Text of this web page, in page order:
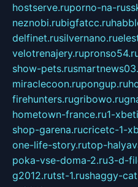
hostserve.ruporno-na-
neznobi.rubigfatcc.ru
delfinet.rusilvernano.ru
velotrenajery.ru
show-pets.ru
miraclecoon.rupongup.ru
firehunters.rugribowo.ru
hometown-france.ru1-
shop-garena.rucricetc-1-
one-life-story.rutop-
poka-vse-doma-2.ru3-d-
g2012.rutst-1.rushaggy-